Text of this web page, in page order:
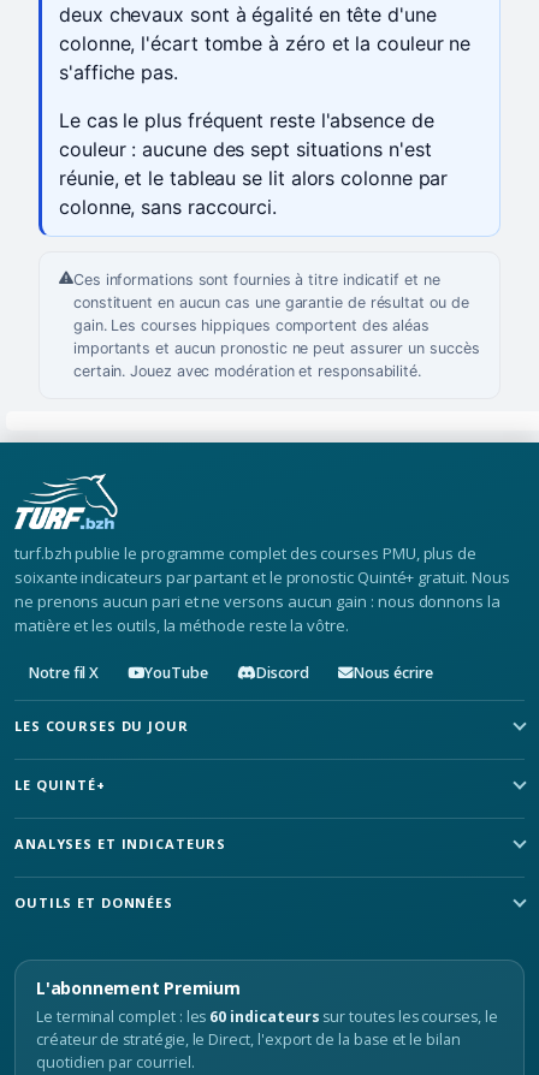
deux chevaux sont à égalité en tête d'une
colonne, l'écart tombe à zéro et la couleur ne
s'affiche pas.
Le cas le plus fréquent reste l'absence de
couleur : aucune des sept situations n'est
réunie, et le tableau se lit alors colonne par
colonne, sans raccourci.
Ces informations sont fournies à titre indicatif et ne
constituent en aucun cas une garantie de résultat ou de
gain. Les courses hippiques comportent des aléas
importants et aucun pronostic ne peut assurer un succès
certain. Jouez avec modération et responsabilité.
turf.bzh publie le programme complet des courses PMU, plus de
soixante indicateurs par partant et le pronostic Quinté+ gratuit. Nous
ne prenons aucun pari et ne versons aucun gain : nous donnons la
matière et les outils, la méthode reste la vôtre.
Notre fil X YouTube Discord Nous écrire
LES COURSES DU JOUR
LE QUINTÉ+
ANALYSES ET INDICATEURS
OUTILS ET DONNÉES
L'abonnement Premium
Le terminal complet : les 60 indicateurs sur toutes les courses, le
créateur de stratégie, le Direct, l'export de la base et le bilan
quotidien par courriel.